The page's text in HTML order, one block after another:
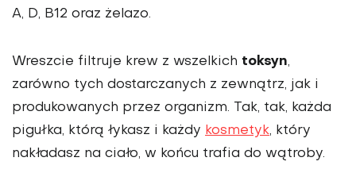
A, D, B12 oraz żelazo.
Wreszcie filtruje krew z wszelkich toksyn,
zarówno tych dostarczanych z zewnątrz, jak i
produkowanych przez organizm. Tak, tak, każda
pigułka, którą łykasz i każdy kosmetyk, który
nakładasz na ciało, w końcu trafia do wątroby.